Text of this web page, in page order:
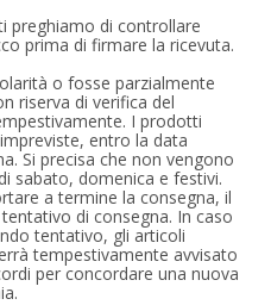
preghiamo di controllare
prima di firmare la ricevuta.
o fosse parzialmente
riserva di verifica del
I prodotti
entro la data
Si precisa che non vengono
sabato, domenica e festivi.
a termine la consegna, il
di consegna. In caso
tentativo, gli articoli
tempestivamente avvisato
per concordare una nuova